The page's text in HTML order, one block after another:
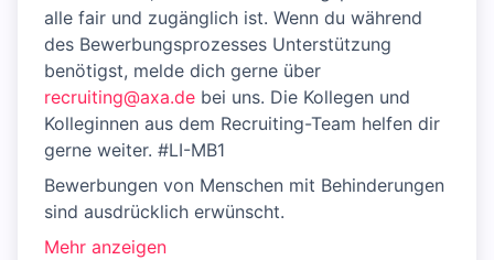
alle fair und zugänglich ist. Wenn du während
des Bewerbungsprozesses Unterstützung
benötigst, melde dich gerne über
recruiting@axa.de bei uns. Die Kollegen und
Kolleginnen aus dem Recruiting-Team helfen dir
gerne weiter. #LI-MB1
Bewerbungen von Menschen mit Behinderungen
sind ausdrücklich erwünscht.
Mehr anzeigen